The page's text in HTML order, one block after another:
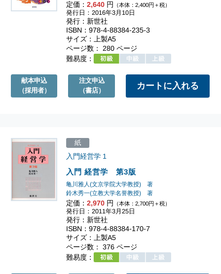
定価：2,640 円 （本体：2,400円＋税）
発行日：2016年3月10日
発行：新世社
ISBN：978-4-88384-235-3
サイズ：上製A5
ページ数： 280 ページ
難易度：
献本申込
（採用者）
注文申込
（書店）
入門 経営学 第3版
入門経営学 1
亀川雅人(文京学院大学教授) 著
鈴木秀一(立教大学名誉教授) 著
定価：2,970 円 （本体：2,700円＋税）
紙
発行日：2011年3月25日
発行：新世社
ISBN：978-4-88384-170-7
サイズ：上製A5
ページ数： 376 ページ
難易度：